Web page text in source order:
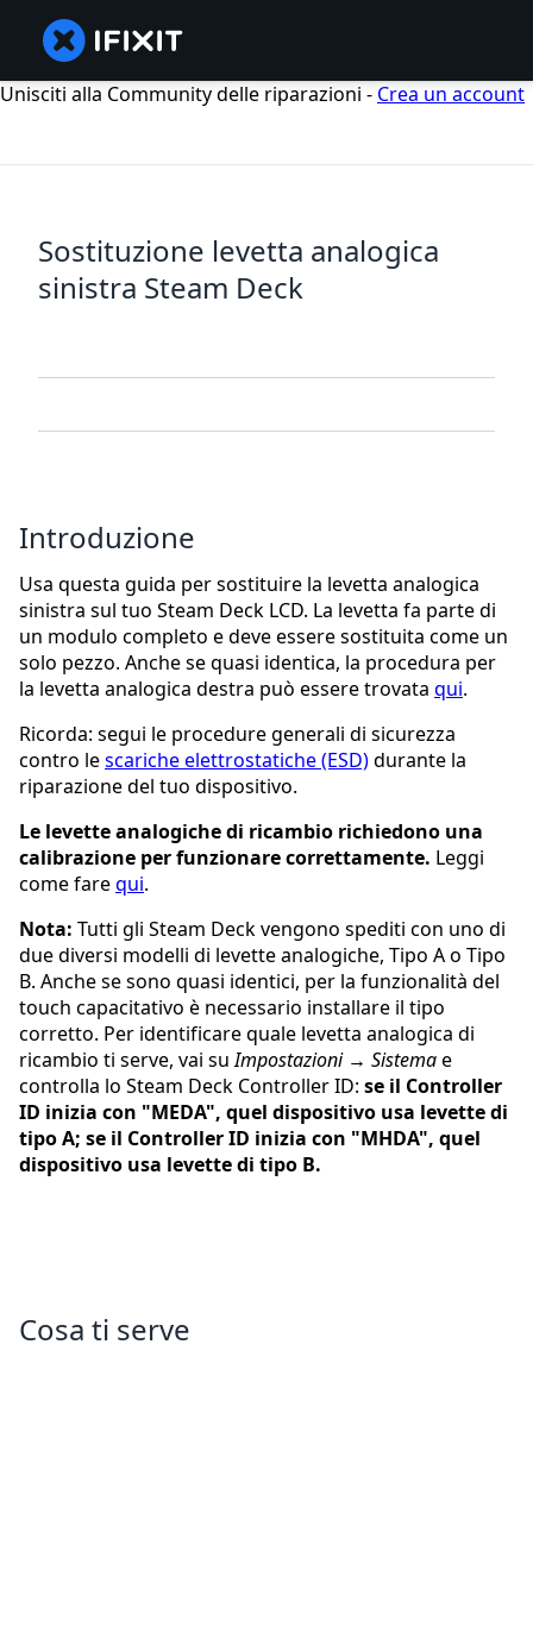
Unisciti alla Community delle riparazioni - Crea un account
Sostituzione levetta analogica
sinistra Steam Deck
Introduzione
Usa questa guida per sostituire la levetta analogica
sinistra sul tuo Steam Deck LCD. La levetta fa parte di
un modulo completo e deve essere sostituita come un
solo pezzo. Anche se quasi identica, la procedura per
la levetta analogica destra può essere trovata qui.
Ricorda: segui le procedure generali di sicurezza
contro lescariche elettrostatiche (ESD)durante la
riparazione del tuo dispositivo.
Le levette analogiche di ricambio richiedono una
calibrazione per funzionare correttamente. Leggi
come farequi.
Nota: Tutti gli Steam Deck vengono spediti con uno di
due diversi modelli di levette analogiche, Tipo A o Tipo
B. Anche se sono quasi identici, per la funzionalità del
touch capacitativo è necessario installare il tipo
corretto. Per identificare quale levetta analogica di
ricambio ti serve, vai suImpostazioni → Sistemae
controlla lo Steam Deck Controller ID: se il Controller
ID inizia con "MEDA", quel dispositivo usa levette di
tipo A; se il Controller ID inizia con "MHDA", quel
dispositivo usa levette di tipo B.
Cosa ti serve